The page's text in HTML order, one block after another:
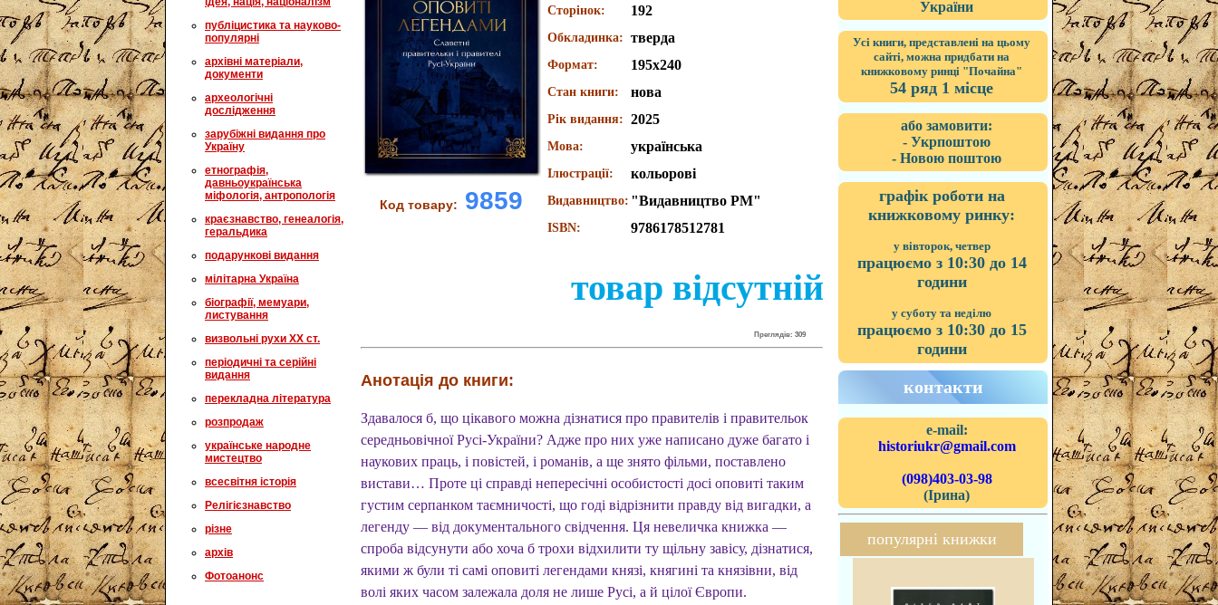
публіцистика та науково-
популярні
архівні матеріали,
документи
археологічні
дослідження
зарубіжні видання про
Україну
етнографія,
давньоукраїнська
міфологія, антропологія
краєзнавство, генеалогія,
геральдика
подарункові видання
мілітарна Україна
біографії, мемуари,
листування
визвольні рухи XX ст.
періодичні та серійні
видання
перекладна література
розпродаж
українське народне
мистецтво
всесвітня історія
Релігієзнавство
різне
архів
Фотоанонс
Код товару: 9859
Сторінок: 192
Обкладинка: тверда
Формат: 195x240
Стан книги: нова
Рік видання: 2025
Мова: українська
Ілюстрації: кольорові
Видавництво: "Видавництво РМ"
ISBN: 9786178512781
товар відсутній
Преглядів: 309
Анотація до книги:
Здавалося б, що цікавого можна дізнатися про правителів і правительок
середньовічної Русі-України? Адже про них уже написано дуже багато і
наукових праць, і повістей, і романів, а ще знято фільми, поставлено
вистави… Проте ці справді непересічні особистості досі оповиті таким
густим серпанком таємничості, що годі відрізнити правду від вигадки, а
легенду — від документального свідчення. Ця невеличка книжка —
спроба відсунути або хоча б трохи відхилити ту щільну завісу, дізнатися,
якими ж були ті самі оповиті легендами князі, княгині та князівни, від
волі яких часом залежала доля не лише Русі, а й цілої Європи.
України
Усі книги, представлені на цьому
сайті, можна придбати на
книжковому ринці "Почайна"
54 ряд 1 місце
або замовити:
- Укрпоштою
- Новою поштою
графік роботи на
книжковому ринку:
у вівторок, четвер
працюємо з 10:30 до 14
години
у суботу та неділю
працюємо з 10:30 до 15
години
контакти
e-mail:
historiukr@gmail.com
(098)403-03-98
(Ірина)
популярні книжки